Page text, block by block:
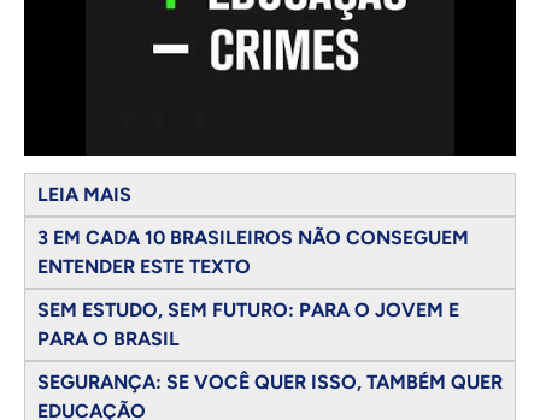
LEIA MAIS
3 EM CADA 10 BRASILEIROS NÃO CONSEGUEM
ENTENDER ESTE TEXTO
SEM ESTUDO, SEM FUTURO: PARA O JOVEM E
PARA O BRASIL
SEGURANÇA: SE VOCÊ QUER ISSO, TAMBÉM QUER
EDUCAÇÃO